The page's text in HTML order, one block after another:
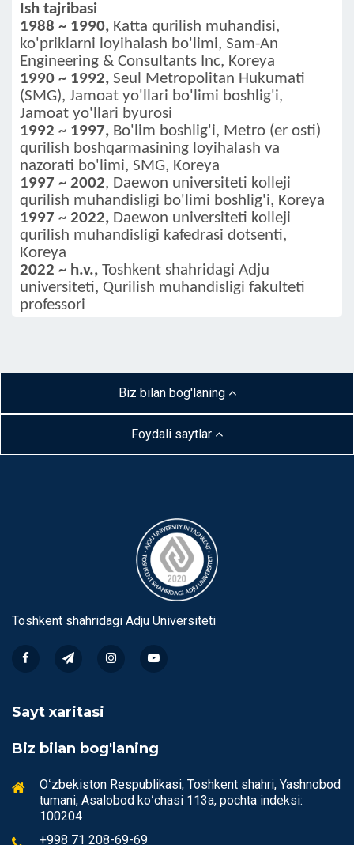
Ish tajribasi
1988 ~ 1990, Katta qurilish muhandisi,
ko'priklarni loyihalash bo'limi, Sam-An
Engineering & Consultants Inc, Koreya
1990 ~ 1992, Seul Metropolitan Hukumati
(SMG), Jamoat yo'llari bo'limi boshlig'i,
Jamoat yo'llari byurosi
1992 ~ 1997, Bo'lim boshlig'i, Metro (er osti)
qurilish boshqarmasining loyihalash va
nazorati bo'limi, SMG, Koreya
1997 ~ 2002, Daewon universiteti kolleji
qurilish muhandisligi bo'limi boshlig'i, Koreya
1997 ~ 2022, Daewon universiteti kolleji
qurilish muhandisligi kafedrasi dotsenti,
Koreya
2022 ~ h.v., Toshkent shahridagi Adju
universiteti, Qurilish muhandisligi fakulteti
professori
Biz bilan bog'laning
Foydali saytlar
Toshkent shahridagi Аdju Universiteti
Sayt xaritasi
Biz bilan bog'laning
Oʻzbekiston Respublikasi, Toshkent shahri, Yashnobod
tumani, Аsalobod koʻchasi 113a, pochta indeksi:
100204
+998 71 208-69-69